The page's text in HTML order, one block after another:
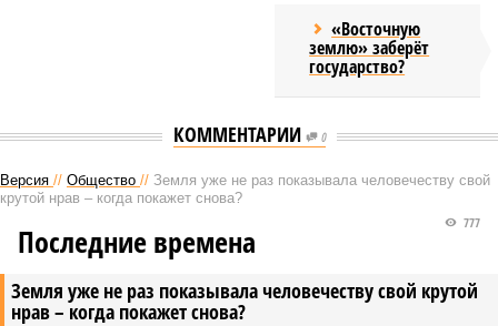
«Восточную
землю» заберёт
государство?
КОММЕНТАРИИ 0
Версия // Общество // Земля уже не раз показывала человечеству свой
крутой нрав – когда покажет снова?
Земля уже не раз показывала человечеству свой крутой
нрав – когда покажет снова?
777
Последние времена